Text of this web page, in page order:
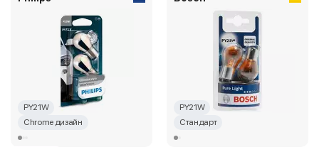
PY21W
Chrome дизайн
PY21W
Стандарт